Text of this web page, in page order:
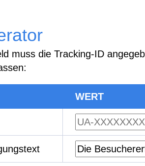
muss die Tracking-ID
WERT